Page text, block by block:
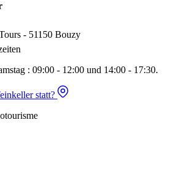
- 51150 Bouzy
: 09:00 - 12:00 und 14:00 - 17:30.
statt?